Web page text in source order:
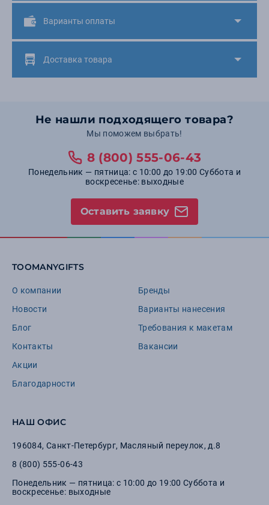
Варианты оплаты
Доставка товара
Не нашли подходящего товара?
Мы поможем выбрать!
8 (800) 555-06-43
Понедельник — пятница: с 10:00 до 19:00 Суббота и
воскресенье: выходные
Оставить заявку
TOOMANYGIFTS
О компании
Новости
Блог
Контакты
Акции
Благодарности
Бренды
Варианты нанесения
Требования к макетам
Вакансии
НАШ ОФИС
196084, Санкт-Петербург, Масляный переулок, д.8
8 (800) 555-06-43
Понедельник — пятница: с 10:00 до 19:00 Суббота и
воскресенье: выходные